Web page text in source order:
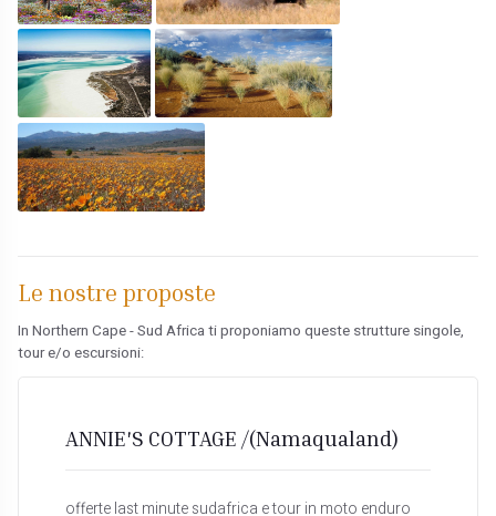
Le nostre proposte
In Northern Cape - Sud Africa ti proponiamo queste strutture singole,
tour e/o escursioni:
ANNIE'S COTTAGE /(Namaqualand)
offerte last minute sudafrica e tour in moto enduro